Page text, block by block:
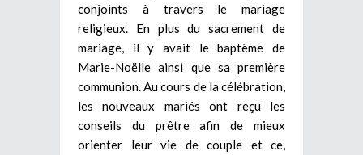
conjoints à travers le mariage
religieux. En plus du sacrement de
mariage, il y avait le baptême de
Marie-Noëlle ainsi que sa première
communion. Au cours de la célébration,
les nouveaux mariés ont reçu les
conseils du prêtre afin de mieux
orienter leur vie de couple et ce,